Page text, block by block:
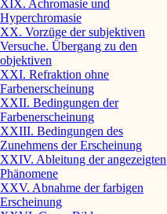
XIX. Achromasie und
Hyperchromasie
XX. Vorzüge der subjektiven
Versuche. Übergang zu den
objektiven
XXI. Refraktion ohne
Farbenerscheinung
XXII. Bedingungen der
Farbenerscheinung
XXIII. Bedingungen des
Zunehmens der Erscheinung
XXIV. Ableitung der angezeigten
Phänomene
XXV. Abnahme der farbigen
Erscheinung